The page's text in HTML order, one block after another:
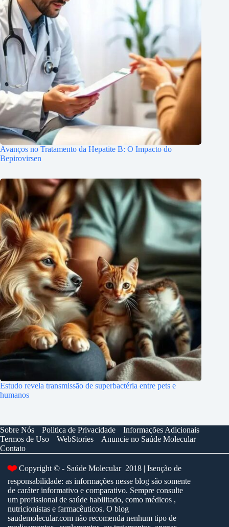
Avanços no Tratamento da Hepatite B: O Impacto do
Bepirovirsen
Estudo revela transmissão de superbactéria entre pets e
humanos
Sobre Nós Politica de Privacidade
Informações Adicionais
Termos de Uso
WebStories
Anuncie no Saúde Molecular
Contato
❤️ Copyright © - Saúde Molecular 2018 | Isenção de
responsabilidade: as informações nesse blog são somente
de caráter informativo e comparativo. Sempre consulte
um profissional de saúde habilitado, como médicos ,
nutricionistas e farmacêuticos. O blog
saudemolecular.com não recomenda nenhum tipo de